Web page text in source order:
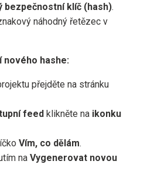
bezpečnostní klíč (hash).
náhodný řetězec v
nového hashe:
přejděte na stránku
feed klikněte na ikonku
Vím, co dělám.
na Vygenerovat novou